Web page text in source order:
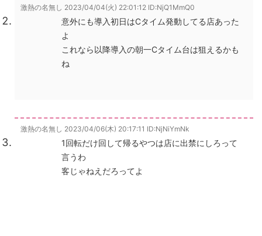
激熱の名無し 2023/04/04(火) 22:01:12 ID:NjQ1MmQ0
意外にも導入初日はCタイム発動してる店あった
よ
これなら以降導入の朝一Cタイム台は狙えるかも
ね
激熱の名無し 2023/04/06(木) 20:17:11 ID:NjNiYmNk
1回転だけ回して帰るやつは店に出禁にしろって
言うわ
客じゃねえだろってよ